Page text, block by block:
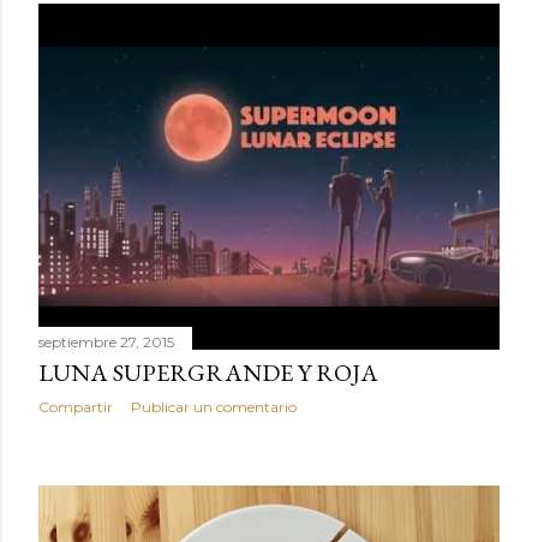
septiembre 27, 2015
LUNA SUPERGRANDE Y ROJA
Compartir Publicar un comentario